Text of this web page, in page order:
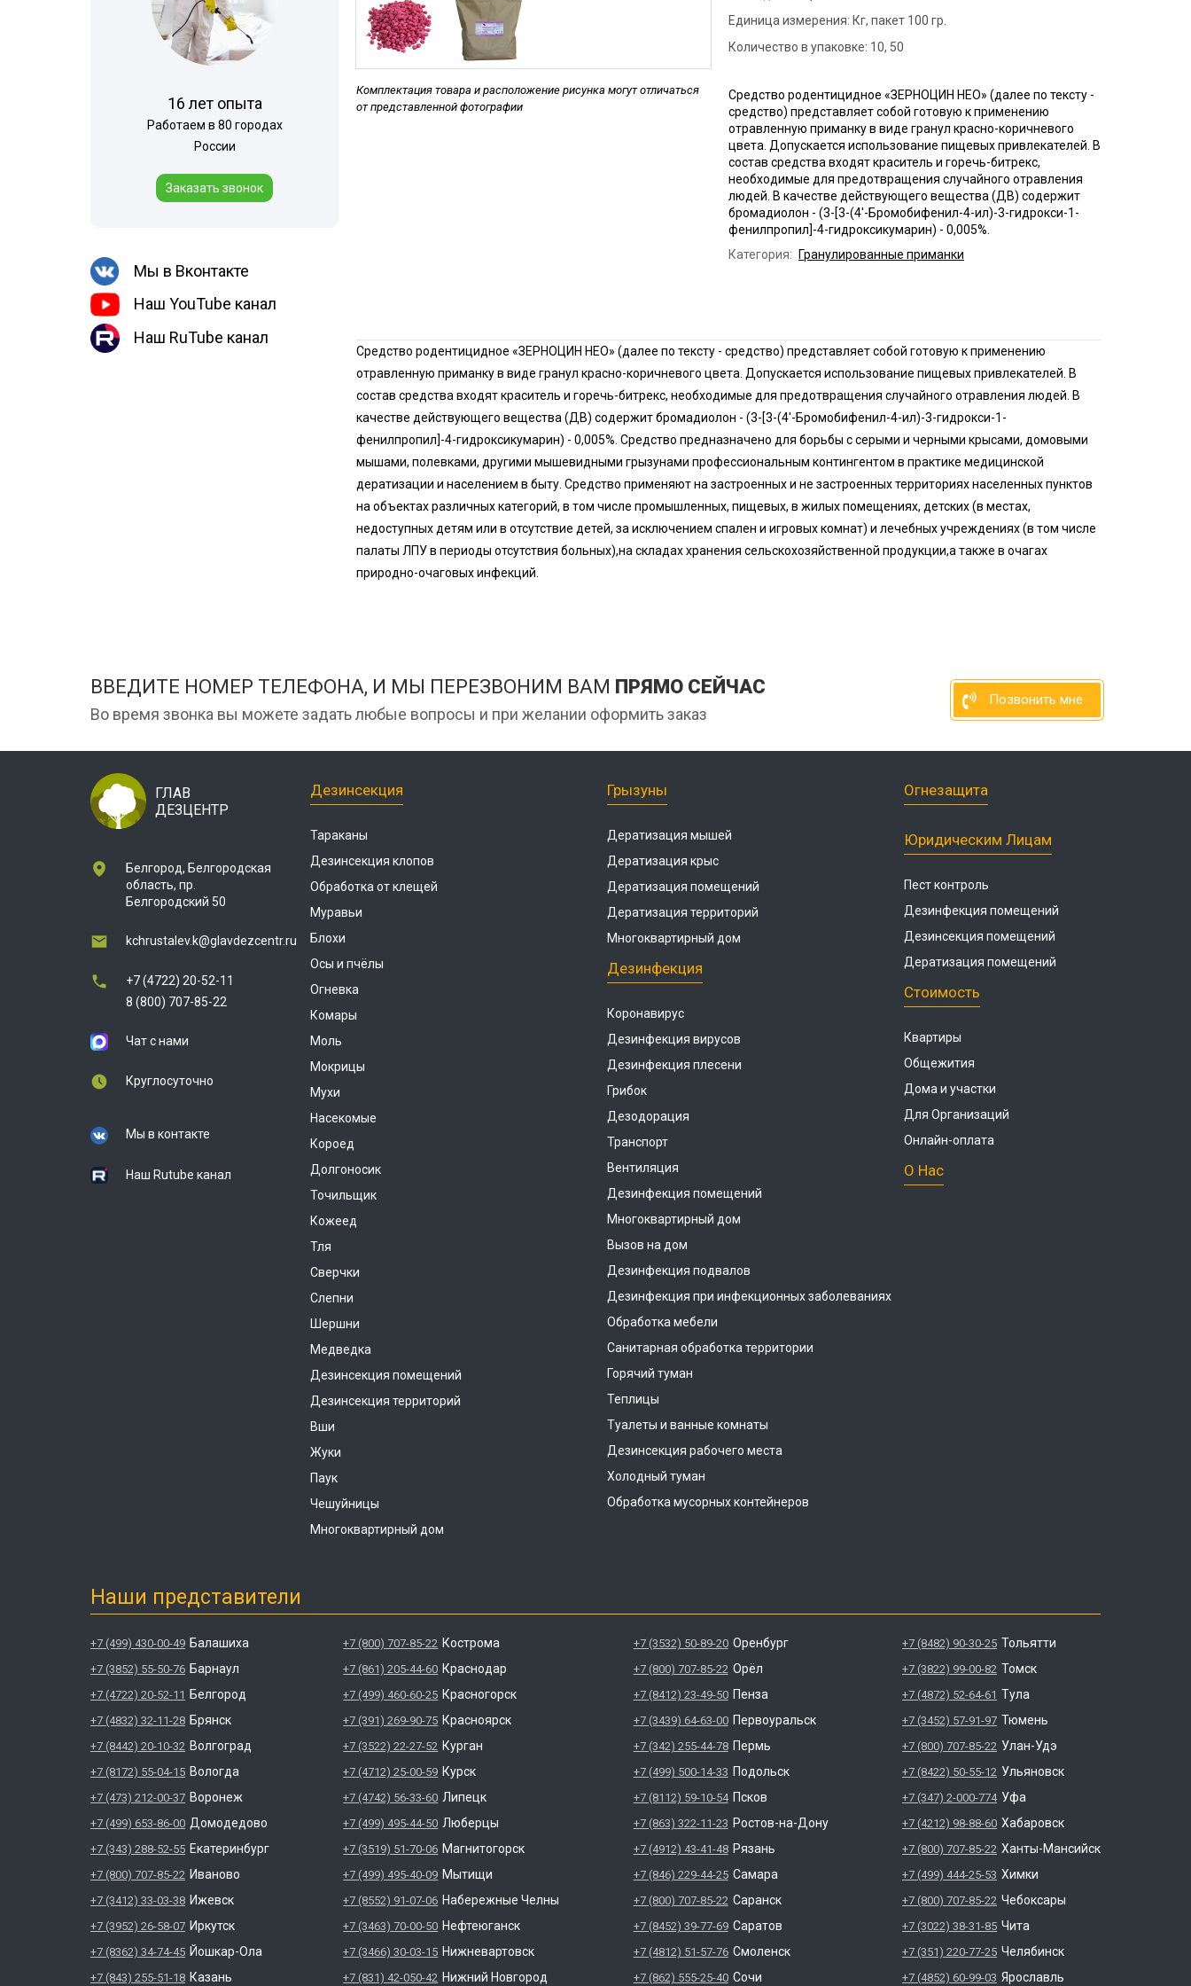
Шершни
Медведка
Дезинсекция помещений
Дезинсекция территорий
Обработка мусорных
контейнеров
Дезинфекция ферм
Дезинфекция предприятий
мясной промышленности
Обработка кондитерского
Дезинфекция вагонов
Дезинфекция
холодильников
16 лет опыта
Работаем в 80 городах
России
Заказать звонок
Мы в Вконтакте
Наш YouTube канал
Наш RuTube канал
Комплектация товара и расположение рисунка могут отличаться
от представленной фотографии
Единица измерения: Кг, пакет 100 гр.
Количество в упаковке: 10, 50
Средство родентицидное «ЗЕРНОЦИН НЕО» (далее по тексту -
средство) представляет собой готовую к применению
отравленную приманку в виде гранул красно-коричневого
цвета. Допускается использование пищевых привлекателей. В
состав средства входят краситель и горечь-битрекс,
необходимые для предотвращения случайного отравления
людей. В качестве действующего вещества (ДВ) содержит
бромадиолон - (3-[3-(4'-Бромобифенил-4-ил)-3-гидрокси-1-
фенилпропил]-4-гидроксикумарин) - 0,005%.
Категория:
Гранулированные приманки
Средство родентицидное «ЗЕРНОЦИН НЕО» (далее по тексту - средство) представляет собой готовую к применению
отравленную приманку в виде гранул красно-коричневого цвета. Допускается использование пищевых привлекателей. В
состав средства входят краситель и горечь-битрекс, необходимые для предотвращения случайного отравления людей. В
качестве действующего вещества (ДВ) содержит бромадиолон - (3-[3-(4'-Бромобифенил-4-ил)-3-гидрокси-1-
фенилпропил]-4-гидроксикумарин) - 0,005%. Средство предназначено для борьбы с серыми и черными крысами, домовыми
мышами, полевками, другими мышевидными грызунами профессиональным контингентом в практике медицинской
дератизации и населением в быту. Средство применяют на застроенных и не застроенных территориях населенных пунктов
на объектах различных категорий, в том числе промышленных, пищевых, в жилых помещениях, детских (в местах,
недоступных детям или в отсутствие детей, за исключением спален и игровых комнат) и лечебных учреждениях (в том числе
палаты ЛПУ в периоды отсутствия больных),на складах хранения сельскохозяйственной продукции,а также в очагах
природно-очаговых инфекций.
ВВЕДИТЕ НОМЕР ТЕЛЕФОНА, И МЫ ПЕРЕЗВОНИМ ВАМ ПРЯМО СЕЙЧАС
Во время звонка вы можете задать любые вопросы и при желании оформить заказ
Позвонить мне
ГЛАВ
ДЕЗЦЕНТР
Белгород, Белгородская
область, пр.
Белгородский 50
kchrustalev.k@glavdezcentr.ru
+7 (4722) 20-52-11
8 (800) 707-85-22
Чат с нами
Круглосуточно
Мы в контакте
Наш Rutube канал
Дезинсекция
Тараканы
Дезинсекция клопов
Обработка от клещей
Муравьи
Блохи
Осы и пчёлы
Огневка
Комары
Моль
Мокрицы
Мухи
Насекомые
Короед
Долгоносик
Точильщик
Кожеед
Тля
Сверчки
Слепни
Шершни
Медведка
Дезинсекция помещений
Дезинсекция территорий
Вши
Жуки
Паук
Чешуйницы
Многоквартирный дом
Грызуны
Дератизация мышей
Дератизация крыс
Дератизация помещений
Дератизация территорий
Многоквартирный дом
Дезинфекция
Коронавирус
Дезинфекция вирусов
Дезинфекция плесени
Грибок
Дезодорация
Транспорт
Вентиляция
Дезинфекция помещений
Многоквартирный дом
Вызов на дом
Дезинфекция подвалов
Дезинфекция при инфекционных заболеваниях
Обработка мебели
Санитарная обработка территории
Горячий туман
Теплицы
Туалеты и ванные комнаты
Дезинсекция рабочего места
Холодный туман
Обработка мусорных контейнеров
Огнезащита
Юридическим Лицам
Пест контроль
Дезинфекция помещений
Дезинсекция помещений
Дератизация помещений
Стоимость
Квартиры
Общежития
Дома и участки
Для Организаций
Онлайн-оплата
О Нас
Наши представители
+7 (499) 430-00-49 Балашиха
+7 (3852) 55-50-76 Барнаул
+7 (4722) 20-52-11 Белгород
+7 (4832) 32-11-28 Брянск
+7 (8442) 20-10-32 Волгоград
+7 (8172) 55-04-15 Вологда
+7 (473) 212-00-37 Воронеж
+7 (499) 653-86-00 Домодедово
+7 (343) 288-52-55 Екатеринбург
+7 (800) 707-85-22 Иваново
+7 (3412) 33-03-38 Ижевск
+7 (3952) 26-58-07 Иркутск
+7 (8362) 34-74-45 Йошкар-Ола
+7 (843) 255-51-18 Казань
+7 (800) 707-85-22 Кострома
+7 (861) 205-44-60 Краснодар
+7 (499) 460-60-25 Красногорск
+7 (391) 269-90-75 Красноярск
+7 (3522) 22-27-52 Курган
+7 (4712) 25-00-59 Курск
+7 (4742) 56-33-60 Липецк
+7 (499) 495-44-50 Люберцы
+7 (3519) 51-70-06 Магнитогорск
+7 (499) 495-40-09 Мытищи
+7 (8552) 91-07-06 Набережные Челны
+7 (3463) 70-00-50 Нефтеюганск
+7 (3466) 30-03-15 Нижневартовск
+7 (831) 42-050-42 Нижний Новгород
+7 (3532) 50-89-20 Оренбург
+7 (800) 707-85-22 Орёл
+7 (8412) 23-49-50 Пенза
+7 (3439) 64-63-00 Первоуральск
+7 (342) 255-44-78 Пермь
+7 (499) 500-14-33 Подольск
+7 (8112) 59-10-54 Псков
+7 (863) 322-11-23 Ростов-на-Дону
+7 (4912) 43-41-48 Рязань
+7 (846) 229-44-25 Самара
+7 (800) 707-85-22 Саранск
+7 (8452) 39-77-69 Саратов
+7 (4812) 51-57-76 Смоленск
+7 (862) 555-25-40 Сочи
+7 (8482) 90-30-25 Тольятти
+7 (3822) 99-00-82 Томск
+7 (4872) 52-64-61 Тула
+7 (3452) 57-91-97 Тюмень
+7 (800) 707-85-22 Улан-Удэ
+7 (8422) 50-55-12 Ульяновск
+7 (347) 2-000-774 Уфа
+7 (4212) 98-88-60 Хабаровск
+7 (800) 707-85-22 Ханты-Мансийск
+7 (499) 444-25-53 Химки
+7 (800) 707-85-22 Чебоксары
+7 (3022) 38-31-85 Чита
+7 (351) 220-77-25 Челябинск
+7 (4852) 60-99-03 Ярославль